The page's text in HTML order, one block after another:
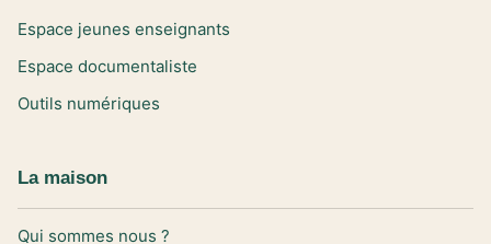
Espace jeunes enseignants
Espace documentaliste
Outils numériques
La maison
Qui sommes nous ?